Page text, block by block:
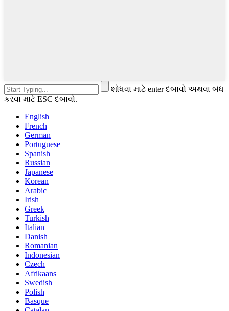
શોધવા માટે enter દબાવો અથવા બંધ
કરવા માટે ESC દબાવો.
English
French
German
Portuguese
Spanish
Russian
Japanese
Korean
Arabic
Irish
Greek
Turkish
Italian
Danish
Romanian
Indonesian
Czech
Afrikaans
Swedish
Polish
Basque